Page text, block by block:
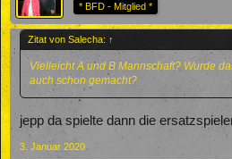
* BFD - Mitglied *
Zitat von Salecha: ↑
Vielleicht A und B Mannschaft? Wurde
auch schon gemacht?
jepp da spielte dann die
3. Januar 2020